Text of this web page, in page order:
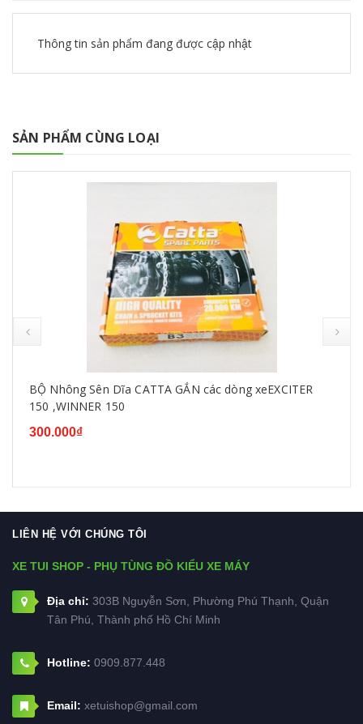
Thông tin sản phẩm đang được cập nhật
SẢN PHẨM CÙNG LOẠI
BỘ Nhông Sên Dĩa CATTA GẮN các dòng xeEXCITER
150 ,WINNER 150
300.000₫
LIÊN HỆ VỚI CHÚNG TÔI
XE TUI SHOP - PHỤ TÙNG ĐỒ KIỂU XE MÁY
Địa chỉ: 303B Nguyễn Sơn, Phường Phú Thạnh, Quận
Tân Phú, Thành phố Hồ Chí Minh
Hotline: 0909.877.448
Email: xetuishop@gmail.com